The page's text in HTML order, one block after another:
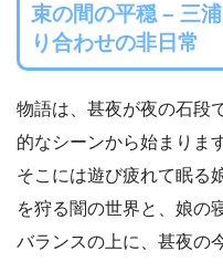
束の間の平穏 – 三
り合わせの非日常
物語は、甚夜が夜の石段
的なシーンから始まりま
そこには遊び疲れて眠る
を狩る闇の世界と、娘の
バランスの上に、甚夜の